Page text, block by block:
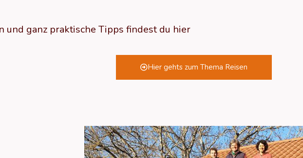
und ganz praktische Tipps findest du hier
Hier gehts zum Thema Reisen